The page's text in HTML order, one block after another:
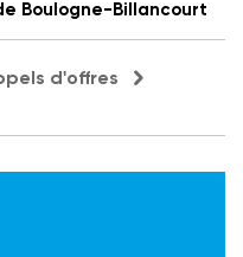
Boulogne-Billancourt
d'offres